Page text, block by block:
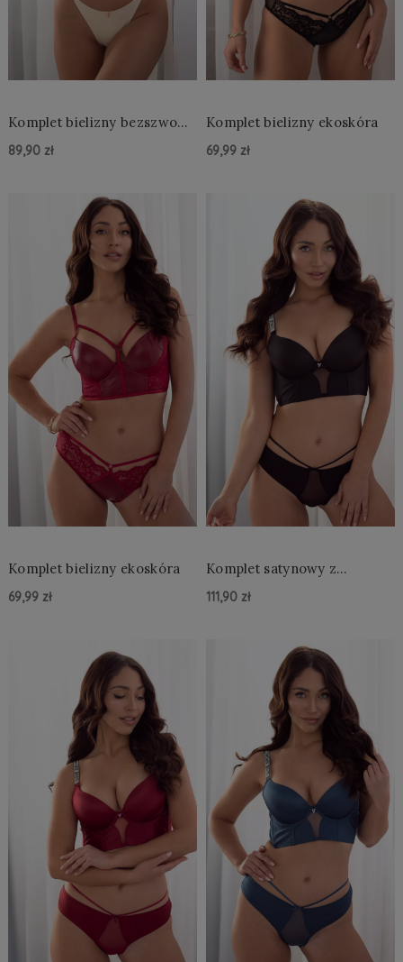
Komplet bielizny bezszwowy
89,90 zł
Komplet bielizny ekoskóra
69,99 zł
Komplet bielizny ekoskóra
69,99 zł
Komplet satynowy z
111,90 zł